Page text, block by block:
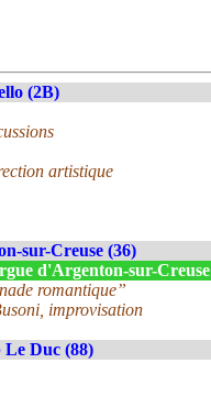
(2B)
artistique
sur-Creuse (36)
d'Argenton-sur-
romantique”
improvisation
Le Duc (88)